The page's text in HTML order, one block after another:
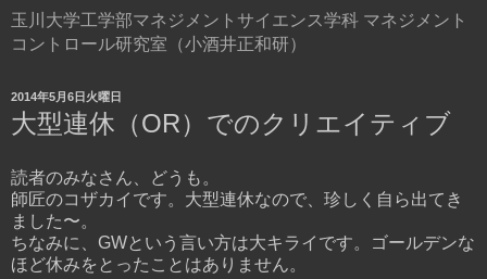
玉川大学工学部マネジメントサイエンス学科 マネジメント
コントロール研究室（小酒井正和研）
2014年5月6日火曜日
大型連休（OR）でのクリエイティブ
読者のみなさん、どうも。
師匠のコザカイです。大型連休なので、珍しく自ら出てき
ました〜。
ちなみに、GWという言い方は大キライです。ゴールデンな
ほど休みをとったことはありません。